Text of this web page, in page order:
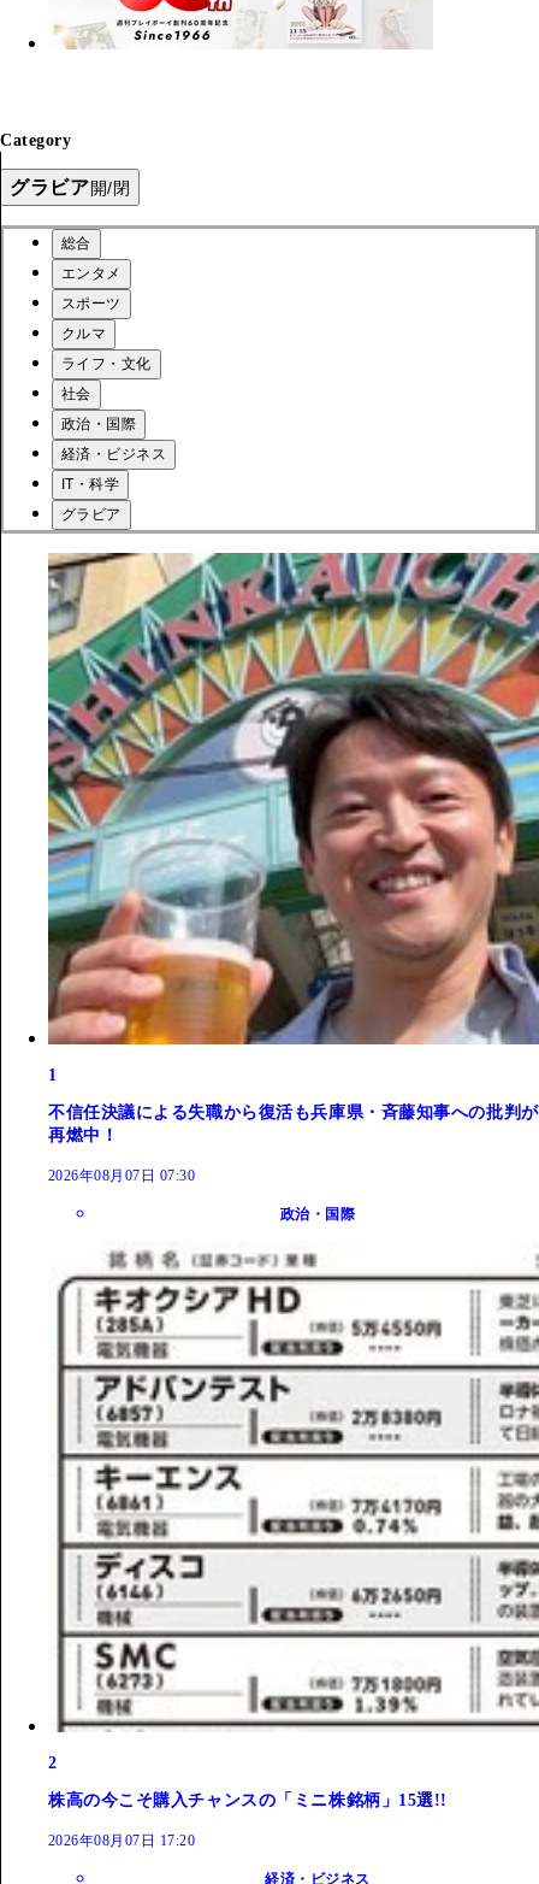
Category
グラビア開/閉
総合
エンタメ
スポーツ
クルマ
ライフ・文化
社会
政治・国際
経済・ビジネス
IT・科学
グラビア
1
不信任決議による失職から復活も兵庫県・斉藤知事への批判が
再燃中！
2026年08月07日 07:30
政治・国際
2
株高の今こそ購入チャンスの「ミニ株銘柄」15選!!
2026年08月07日 17:20
経済・ビジネス